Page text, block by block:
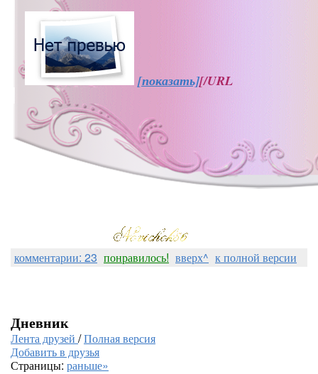
[показать][/URL
комментарии: 23 понравилось! вверх^ к полной версии
Дневник
Лента друзей /Полная версия
Добавить в друзья
Страницы: раньше»